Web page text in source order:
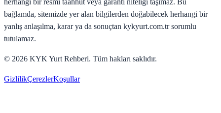
bağlamda, sitemizde yer alan bilgilerden doğabilecek herhangi bir
yanlış anlaşılma, karar ya da sonuçtan kykyurt.com.tr sorumlu
tutulamaz.
© 2026 KYK Yurt Rehberi. Tüm hakları saklıdır.
GizlilikÇerezlerKoşullar